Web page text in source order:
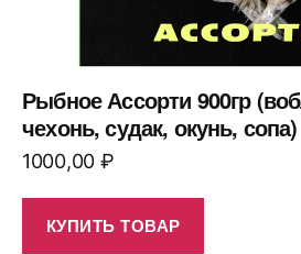
Рыбное Ассорти 900гр
чехонь, судак, окунь, сопа)
1000,00 ₽
КУПИТЬ ТОВАР